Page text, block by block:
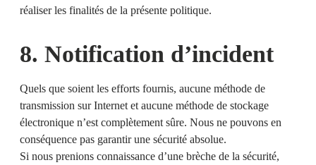
réaliser les finalités de la présente politique.
8. Notification d’incident
Quels que soient les efforts fournis, aucune méthode de
transmission sur Internet et aucune méthode de stockage
électronique n’est complètement sûre. Nous ne pouvons en
conséquence pas garantir une sécurité absolue.
Si nous prenions connaissance d’une brèche de la sécurité,